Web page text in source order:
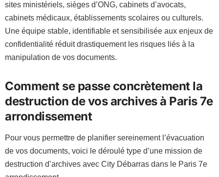
sites ministériels, sièges d’ONG, cabinets d’avocats,
cabinets médicaux, établissements scolaires ou culturels.
Une équipe stable, identifiable et sensibilisée aux enjeux de
confidentialité réduit drastiquement les risques liés à la
manipulation de vos documents.
Comment se passe concrètement la
destruction de vos archives à Paris 7e
arrondissement
Pour vous permettre de planifier sereinement l’évacuation
de vos documents, voici le déroulé type d’une mission de
destruction d’archives avec City Débarras dans le Paris 7e